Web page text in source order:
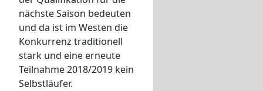
nächste Saison bedeuten
und da ist im Westen die
Konkurrenz traditionell
stark und eine erneute
Teilnahme 2018/2019 kein
Selbstläufer.